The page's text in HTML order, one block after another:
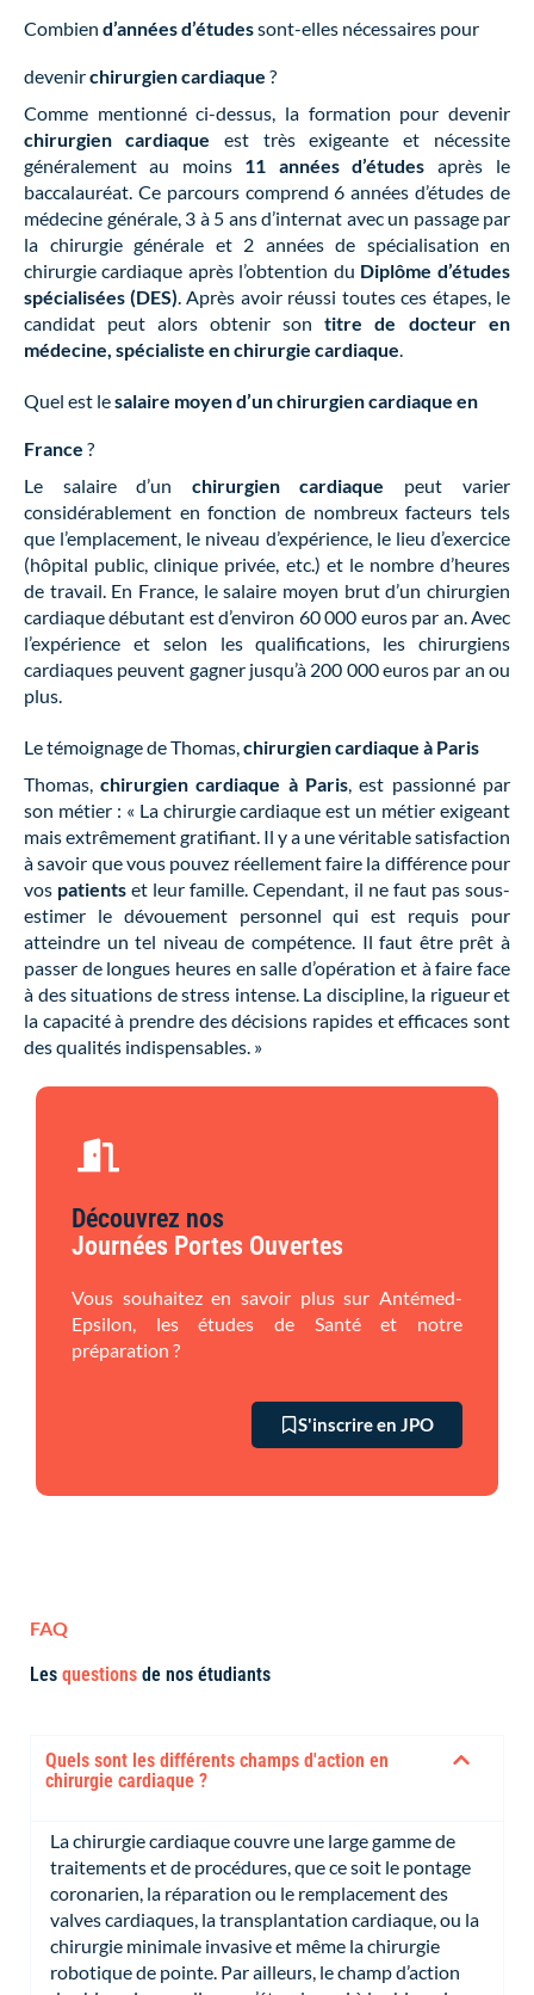
Combien d’années d’étudessont-elles nécessaires pour
devenirchirurgien cardiaque ?
Comme mentionné ci-dessus, la formation pour devenir
chirurgien cardiaque est très exigeante et nécessite
généralement au moins 11 années d’études après le
baccalauréat. Ce parcours comprend 6 années d’études de
médecine générale, 3 à 5 ans d’internat avec un passage par
la chirurgie générale et 2 années de spécialisation en
chirurgie cardiaque après l’obtention du Diplôme d’études
spécialisées (DES) . Après avoir réussi toutes ces étapes, le
candidat peut alors obtenir son titre de docteur en
médecine, spécialiste en chirurgie cardiaque
Quel est lesalaire moyen d’un chirurgien cardiaque en
France ?
Le salaire d’un chirurgien cardiaque peut varier
considérablement en fonction de nombreux facteurs tels
que l’emplacement, le niveau d’expérience, le lieu d’exercice
(hôpital public, clinique privée, etc.) et le nombre d’heures
de travail. En France, le salaire moyen brut d’un chirurgien
cardiaque débutant est d’environ 60 000 euros par an. Avec
l’expérience et selon les qualifications, les chirurgiens
cardiaques peuvent gagner jusqu’à 200 000 euros par an ou
plus.
Le témoignage de Thomas, chirurgien cardiaque à Paris
Thomas, chirurgien cardiaque à Paris , est passionné par
son métier : « La chirurgie cardiaque est un métier exigeant
mais extrêmement gratifiant. Il y a une véritable satisfaction
à savoir que vous pouvez réellement faire la différence pour
vos patients et leur famille. Cependant, il ne faut pas sous-
estimer le dévouement personnel qui est requis pour
atteindre un tel niveau de compétence. Il faut être prêt à
passer de longues heures en salle d’opération et à faire face
à des situations de stress intense. La discipline, la rigueur et
la capacité à prendre des décisions rapides et efficaces sont
des qualités indispensables. »
Découvrez nos
Journées Portes Ouvertes
Vous souhaitez en savoir plus sur Antémed-
Epsilon, les études de Santé et notre
préparation ?
S'inscrire en JPO
FAQ
Les questions de nos étudiants
Quels sont les différents champs d'action en
chirurgie cardiaque ?
La chirurgie cardiaque couvre une large gamme de
traitements et de procédures, que ce soit le pontage
coronarien, la réparation ou le remplacement des
valves cardiaques, la transplantation cardiaque, ou la
chirurgie minimale invasive et même la chirurgie
robotique de pointe. Par ailleurs, le champ d’action